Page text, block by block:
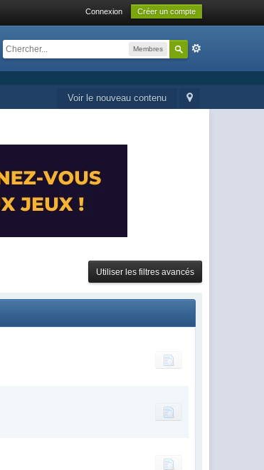
Connexion Créer un compte
Membres
Voir le nouveau contenu
Utiliser les filtres avancés